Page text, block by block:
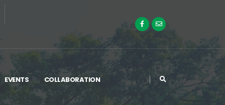
EVENTS COLLABORATION